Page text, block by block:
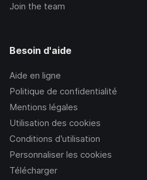
Join the team
Besoin d'aide
Aide en ligne
Politique de confidentialité
Mentions légales
Utilisation des cookies
Conditions d’utilisation
Personnaliser les cookies
Télécharger